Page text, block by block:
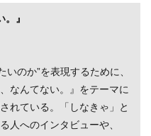
』
のか”を表現するために、
なんてない。』をテーマに
れている。「しなきゃ」と
人へのインタビューや、